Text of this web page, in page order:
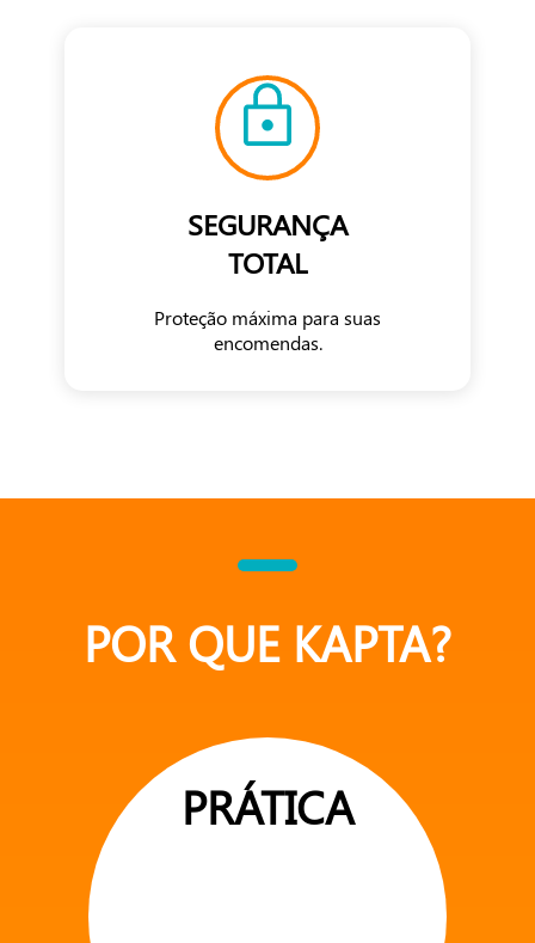
SEGURANÇA
TOTAL
Proteção máxima para suas
encomendas.
POR QUE KAPTA?
PRÁTICA